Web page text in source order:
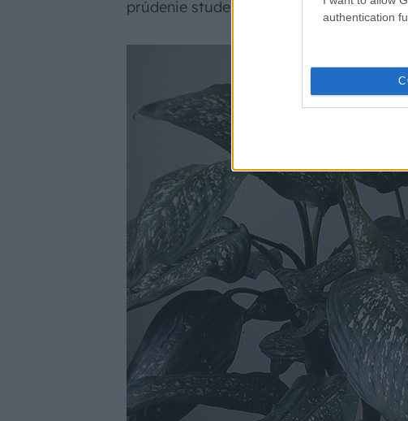
authentication
prúdenie studeného vzduchu, čiže aj